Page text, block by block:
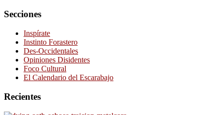
Secciones
Inspírate
Instinto Forastero
Des-Occidentales
Opiniones Disidentes
Foco Cultural
El Calendario del Escarabajo
Recientes